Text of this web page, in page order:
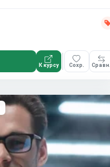
К курсу Сохр. Сравн.